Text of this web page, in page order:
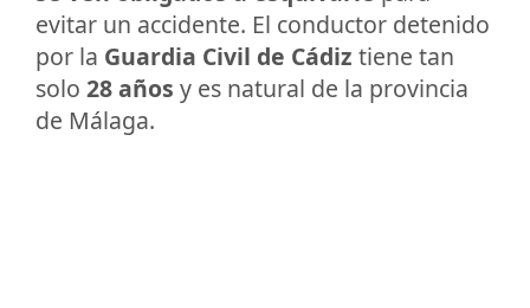
evitar un accidente. El conductor detenido
por la Guardia Civil de Cádiz tiene tan
solo 28 años y es natural de la provincia
de Málaga.